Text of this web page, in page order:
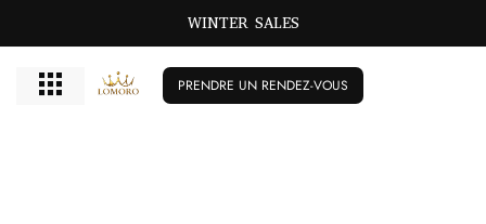
GRANDES TAILLES BISCHIKBAR T/M 72
WINTER SALES
PRENDRE UN RENDEZ-VOUS